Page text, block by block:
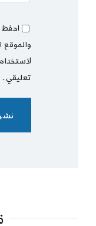
احفظ
والموقع
تعليقي.